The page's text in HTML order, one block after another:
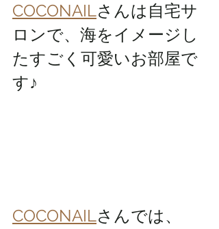
COCONAILさんは自宅サ
ロンで、海をイメージし
たすごく可愛いお部屋で
す♪
COCONAILさんでは、